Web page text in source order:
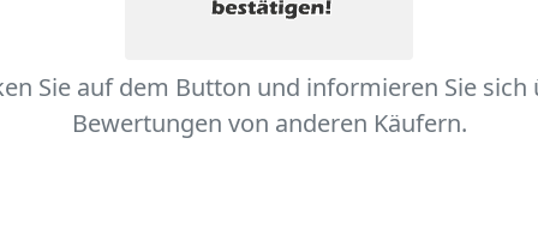
Sie auf dem Button und informieren Sie sich
Bewertungen von anderen Käufern.